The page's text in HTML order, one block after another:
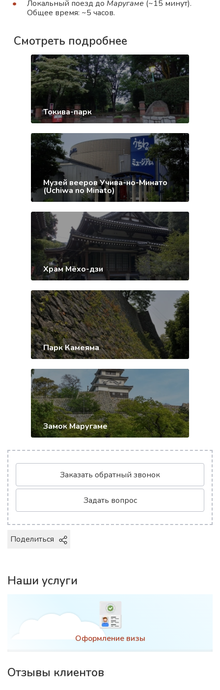
Локальный поезд до Маругаме (~15 минут).
Общее время: ~5 часов.
Смотреть подробнее
Токива-парк
Музей вееров Учива-но-Минато
(Uchiwa no Minato)
Храм Мёхо-дзи
Парк Камеяма
Замок Маругаме
Заказать обратный звонок
Задать вопрос
Поделиться
Наши услуги
Оформление визы
Отзывы клиентов